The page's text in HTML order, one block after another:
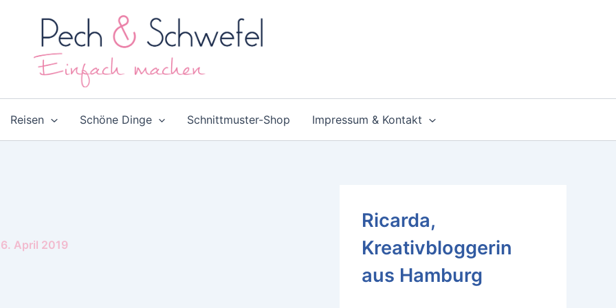
Reisen Schöne Dinge Schnittmuster-Shop Impressum & Kontakt
April 2019
Ricarda,
Kreativbloggerin
aus Hamburg